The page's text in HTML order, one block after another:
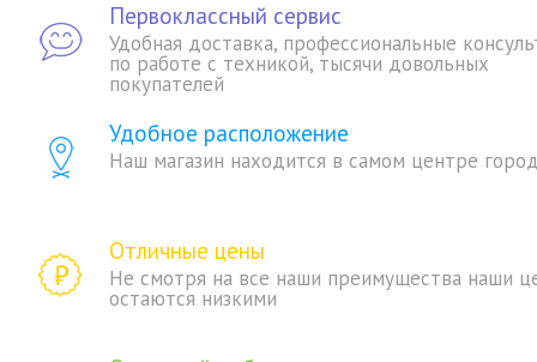
Первоклассный сервис
Удобная доставка, профессиональные
по работе с техникой, тысячи довольных
покупателей
Удобное расположение
Наш магазин находится в самом центре
Отличные цены
Не смотря на все наши преимущества наши
остаются низкими